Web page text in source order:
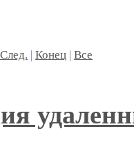
След. | Конец | Все